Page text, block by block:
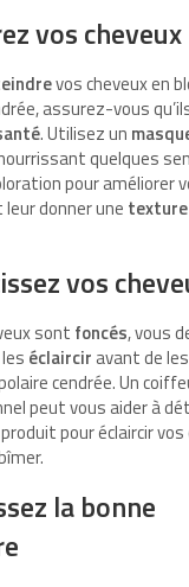
vos cheveux
vos cheveux en
assurez-vous
. Utilisez un
quelques
pour améliorer
donner une texture
vos
sont foncés, vous
éclaircir avant de
cendrée. Un
peut vous aider à
pour éclaircir vos
la bonne